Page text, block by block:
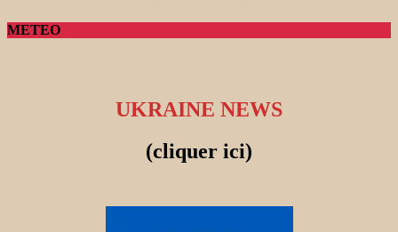
METEO
UKRAINE NEWS
(cliquer ici)